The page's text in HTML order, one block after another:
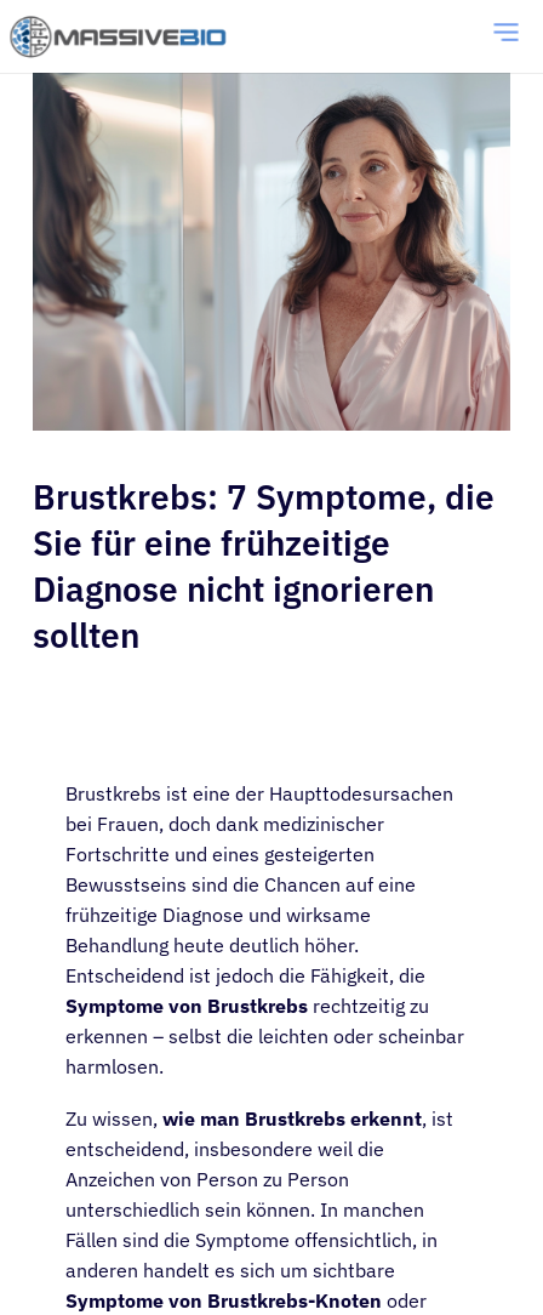
Brustkrebs: 7 Symptome, die
Sie für eine frühzeitige
Diagnose nicht ignorieren
sollten
Brustkrebs ist eine der Haupttodesursachen
bei Frauen, doch dank medizinischer
Fortschritte und eines gesteigerten
Bewusstseins sind die Chancen auf eine
frühzeitige Diagnose und wirksame
Behandlung heute deutlich höher.
Entscheidend ist jedoch die Fähigkeit, die
Symptome von Brustkrebs rechtzeitig zu
erkennen – selbst die leichten oder scheinbar
harmlosen.
Zu wissen, wie man Brustkrebs erkennt, ist
entscheidend, insbesondere weil die
Anzeichen von Person zu Person
unterschiedlich sein können. In manchen
Fällen sind die Symptome offensichtlich, in
anderen handelt es sich um sichtbare
Symptome von Brustkrebs-Knoten oder